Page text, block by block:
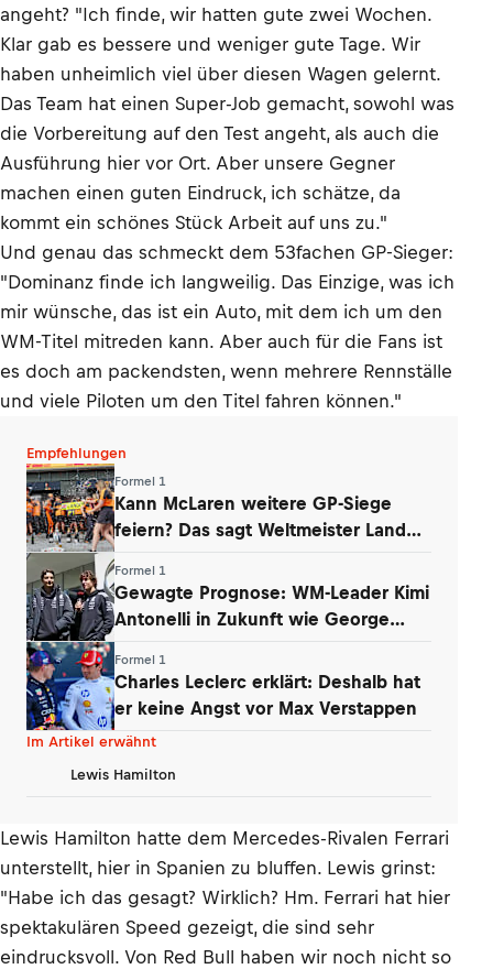
angeht? "Ich finde, wir hatten gute zwei Wochen.
Klar gab es bessere und weniger gute Tage. Wir
haben unheimlich viel über diesen Wagen gelernt.
Das Team hat einen Super-Job gemacht, sowohl was
die Vorbereitung auf den Test angeht, als auch die
Ausführung hier vor Ort. Aber unsere Gegner
machen einen guten Eindruck, ich schätze, da
kommt ein schönes Stück Arbeit auf uns zu."
Und genau das schmeckt dem 53fachen GP-Sieger:
"Dominanz finde ich langweilig. Das Einzige, was ich
mir wünsche, das ist ein Auto, mit dem ich um den
WM-Titel mitreden kann. Aber auch für die Fans ist
es doch am packendsten, wenn mehrere Rennställe
und viele Piloten um den Titel fahren können."
Empfehlungen
Formel 1
Kann McLaren weitere GP-Siege
feiern? Das sagt Weltmeister Lando
Formel 1
Gewagte Prognose: WM-Leader Kimi
Antonelli in Zukunft wie George
Formel 1
Charles Leclerc erklärt: Deshalb hat
er keine Angst vor Max Verstappen
Im Artikel erwähnt
Lewis Hamilton
Lewis Hamilton hatte dem Mercedes-Rivalen Ferrari
unterstellt, hier in Spanien zu bluffen. Lewis grinst:
"Habe ich das gesagt? Wirklich? Hm. Ferrari hat hier
spektakulären Speed gezeigt, die sind sehr
eindrucksvoll. Von Red Bull haben wir noch nicht so